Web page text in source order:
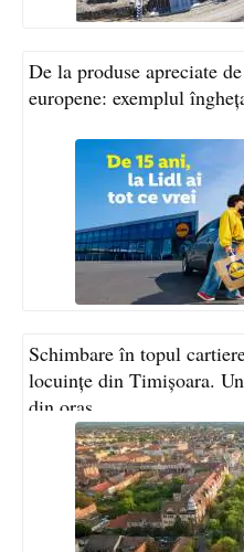
De la produse apreciate
europene: exemplul
Schimbare în topul
locuințe din Timișoara.
din oraș